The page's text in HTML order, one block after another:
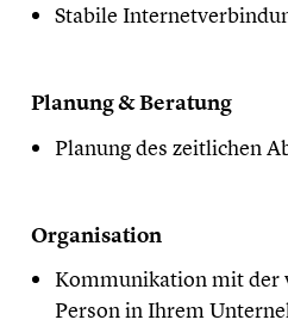
Stabile
​Planung & Beratung
Planung des zeitlichen
​Organisation
Kommunikation mit der
Person in Ihrem